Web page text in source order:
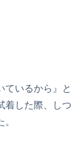
ているから』と
着した際、しつ